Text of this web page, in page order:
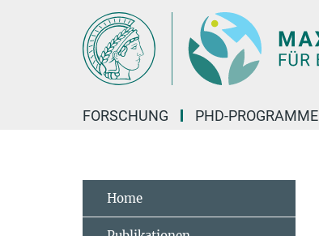
FORSCHUNG PHD-PROGRAMME
Home